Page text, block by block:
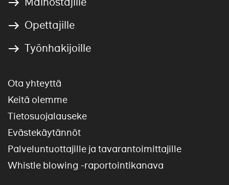
Opettajille
Työnhakijoille
Ota yhteyttä
Keitä olemme
Tietosuojalauseke
Evästekäytännöt
Palveluntuottajille ja tavarantoimittajille
Whistle blowing -raportointikanava